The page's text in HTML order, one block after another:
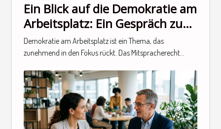
Ein Blick auf die Demokratie am
Arbeitsplatz: Ein Gespräch zum
Thema
Demokratie am Arbeitsplatz ist ein Thema, das
zunehmend in den Fokus rückt. Das Mitspracherecht...